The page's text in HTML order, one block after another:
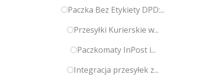
Paczka Bez Etykiety DPD:...
Przesyłki Kurierskie w...
Paczkomaty InPost i...
Integracja przesyłek z...